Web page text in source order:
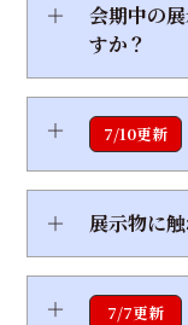
＋
会期中の
すか？
＋ 7/10更新
＋ 展示物に
＋ 7/7更新